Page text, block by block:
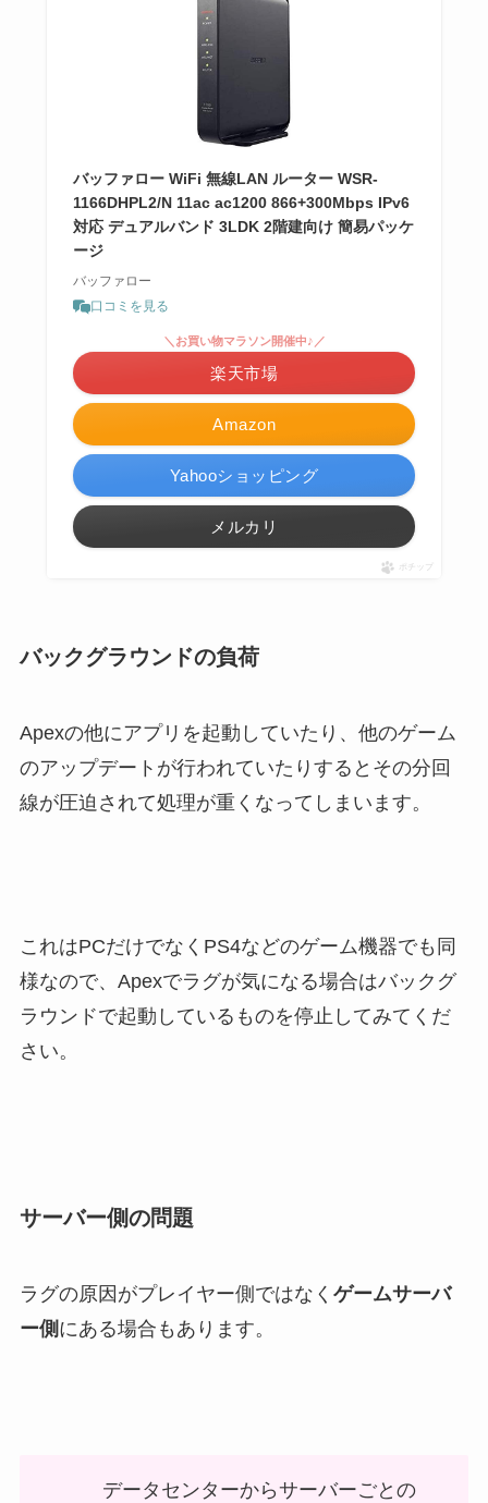
バッファロー WiFi 無線LAN ルーター WSR-
1166DHPL2/N 11ac ac1200 866+300Mbps IPv6
対応 デュアルバンド 3LDK 2階建向け 簡易パッケ
ージ
バッファロー
口コミを見る
Amazon
＼お買い物マラソン開催中♪／
楽天市場
Yahooショッピング
メルカリ
ポチップ
バックグラウンドの負荷
Apexの他にアプリを起動していたり、他のゲーム
のアップデートが行われていたりするとその分回
線が圧迫されて処理が重くなってしまいます。
これはPCだけでなくPS4などのゲーム機器でも同
様なので、Apexでラグが気になる場合はバックグ
ラウンドで起動しているものを停止してみてくだ
さい。
サーバー側の問題
ラグの原因がプレイヤー側ではなく ゲームサーバ
ー側 にある場合もあります。
データセンターからサーバーごとの